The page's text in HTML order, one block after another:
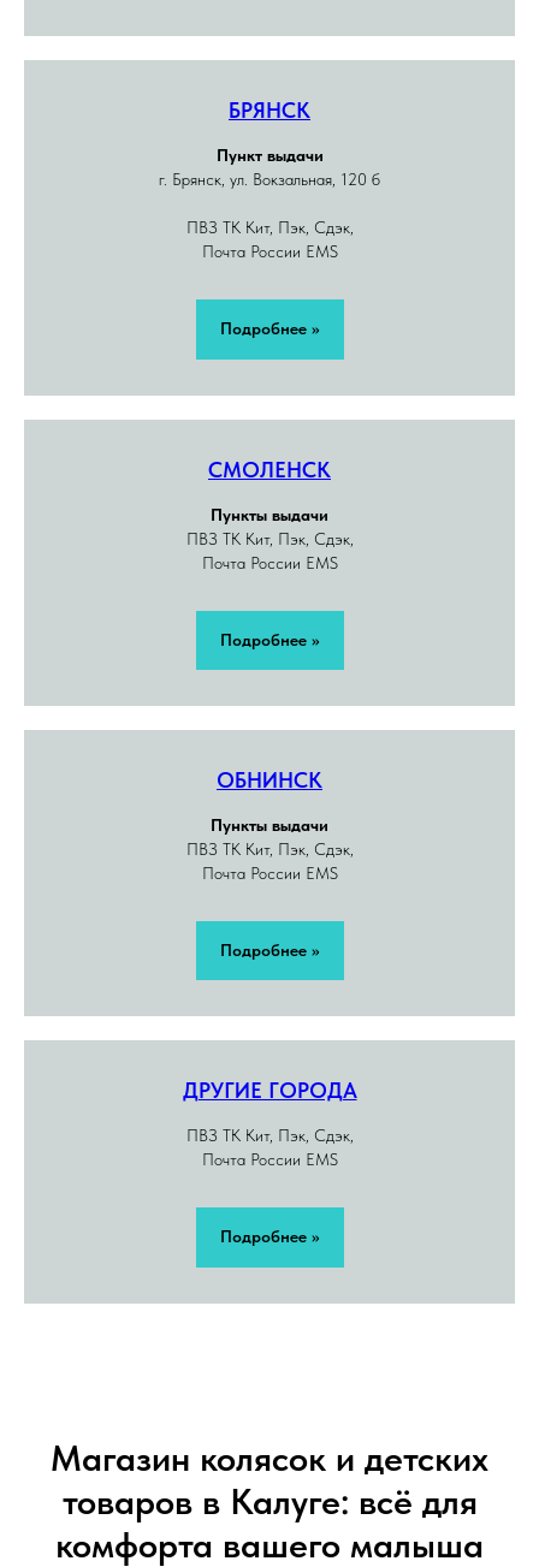
БРЯНСК
Пункт выдачи
г. Брянск, ул. Вокзальная, 120 б
ПВЗ ТК Кит, Пэк, Сдэк,
Почта России EMS
Подробнее >>
СМОЛЕНСК
Пункты выдачи
ПВЗ ТК Кит, Пэк, Сдэк,
Почта России EMS
Подробнее >>
ОБНИНСК
Пункты выдачи
ПВЗ ТК Кит, Пэк, Сдэк,
Почта России EMS
Подробнее >>
ДРУГИЕ ГОРОДА
ПВЗ ТК Кит, Пэк, Сдэк,
Почта России EMS
Подробнее >>
Магазин колясок и детских
товаров в Калуге: всё для
комфорта вашего малыша